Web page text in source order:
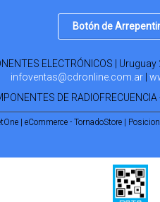
Botón de
ELECTRÓNICOS |
infoventas@cdronline.com.ar
DE
| eCommerce - TornadoStore|